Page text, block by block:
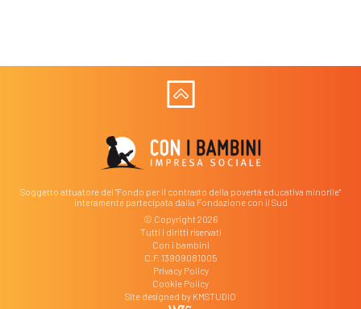
Soggetto attuatore del "Fondo per il contrasto della povertà educativa minorile"
interamente partecipata dalla Fondazione con il Sud
© Copyright 2026
Tutti i diritti riservati
Con i bambini
C.F. 13909081005
Privacy Policy
Cookie Policy
Site designed by KMSTUDIO